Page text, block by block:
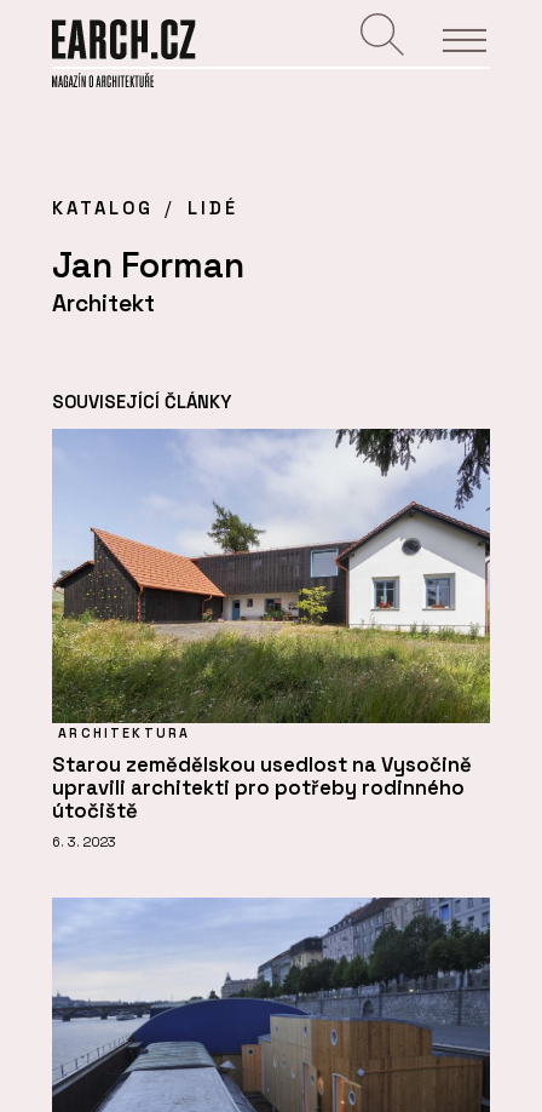
KATALOG LIDÉ
Jan Forman
Architekt
SOUVISEJÍCÍ ČLÁNKY
ARCHITEKTURA
Starou zemědělskou usedlost na Vysočině
upravili architekti pro potřeby rodinného
útočiště
6. 3. 2023